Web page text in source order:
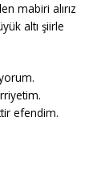
mabiri alırız
altı şiirle
efendim.